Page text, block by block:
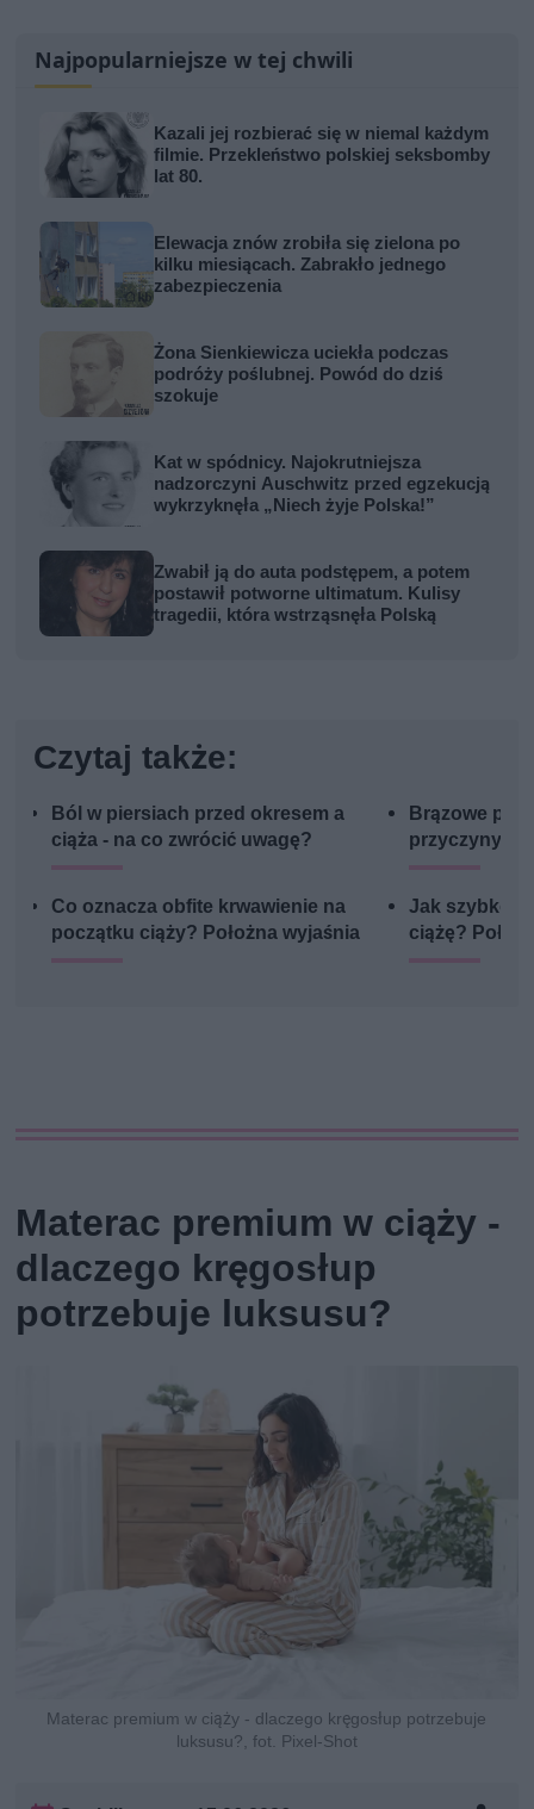
Najpopularniejsze w tej chwili
Kazali jej rozbierać się w niemal każdym
filmie. Przekleństwo polskiej seksbomby
lat 80.
Elewacja znów zrobiła się zielona po
kilku miesiącach. Zabrakło jednego
zabezpieczenia
Żona Sienkiewicza uciekła podczas
podróży poślubnej. Powód do dziś
szokuje
Kat w spódnicy. Najokrutniejsza
nadzorczyni Auschwitz przed egzekucją
wykrzyknęła „Niech żyje Polska!”
Zwabił ją do auta podstępem, a potem
postawił potworne ultimatum. Kulisy
tragedii, która wstrząsnęła Polską
Czytaj także:
Ból w piersiach przed okresem a
ciąża - na co zwrócić uwagę?
Co oznacza obfite krwawienie na
początku ciąży? Położna wyjaśnia
Brązowe
przyczyny,
Jak szybko i
ciążę?
Materac premium w ciąży -
dlaczego kręgosłup
potrzebuje luksusu?
Materac premium w ciąży - dlaczego kręgosłup potrzebuje
luksusu?, fot. Pixel-Shot